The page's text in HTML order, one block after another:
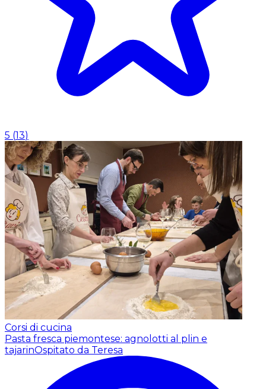
5 (13)
Corsi di cucina
Pasta fresca piemontese: agnolotti al plin e
tajarinOspitato da Teresa